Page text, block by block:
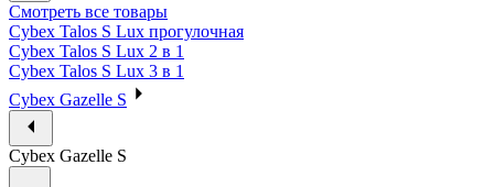
Смотреть все товары
Cybex Talos S Lux прогулочная
Cybex Talos S Lux 2 в 1
Cybex Talos S Lux 3 в 1
Cybex Gazelle S
Cybex Gazelle S